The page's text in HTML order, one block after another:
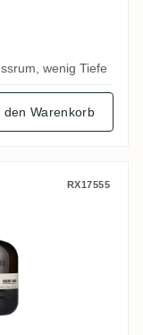
wenig Tiefe
den Warenkorb
Release
RX17555